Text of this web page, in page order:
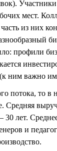
мест.
из них
профили
ним важно
потока, то
Средняя
30 лет.
и